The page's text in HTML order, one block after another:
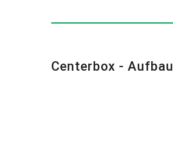
Centerbox - Aufbau